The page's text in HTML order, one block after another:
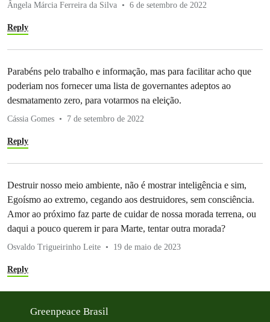
Ângela Márcia Ferreira da Silva 6 de setembro de 2022
Reply
Parabéns pelo trabalho e informação, mas para facilitar acho que
poderiam nos fornecer uma lista de governantes adeptos ao
desmatamento zero, para votarmos na eleição.
Cássia Gomes 7 de setembro de 2022
Reply
Destruir nosso meio ambiente, não é mostrar inteligência e sim,
Egoísmo ao extremo, cegando aos destruidores, sem consciência.
Amor ao próximo faz parte de cuidar de nossa morada terrena, ou
daqui a pouco querem ir para Marte, tentar outra morada?
Osvaldo Trigueirinho Leite 19 de maio de 2023
Reply
Greenpeace Brasil